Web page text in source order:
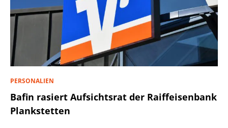
PERSONALIEN
Bafin rasiert Aufsichtsrat der Raiffeisenbank
Plankstetten